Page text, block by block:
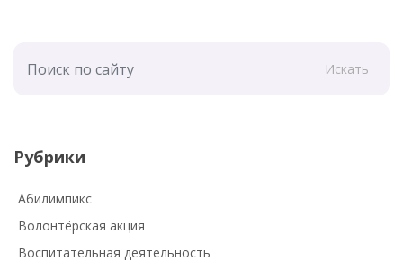
Искать
Рубрики
Абилимпикс
Волонтёрская акция
Воспитательная деятельность